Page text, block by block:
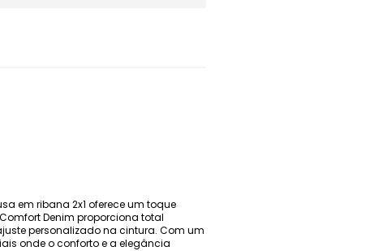
em ribana 2x1 oferece um toque
Denim proporciona total
personalizado na cintura. Com um
onde o conforto e a elegância